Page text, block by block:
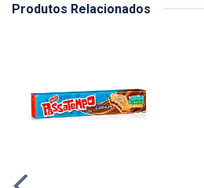
Produtos Relacionados